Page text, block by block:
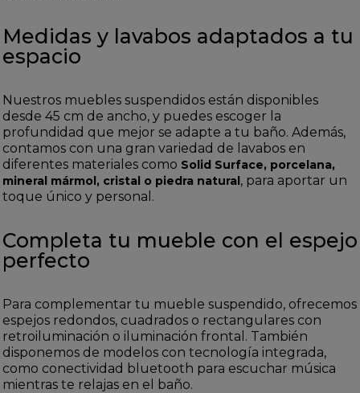
Medidas y lavabos adaptados a tu
espacio
Nuestros muebles suspendidos están disponibles
desde 45 cm de ancho, y puedes escoger la
profundidad que mejor se adapte a tu baño. Además,
contamos con una gran variedad de lavabos en
diferentes materiales como Solid Surface, porcelana,
mineral mármol, cristal o piedra natural, para aportar un
toque único y personal.
Completa tu mueble con el espejo
perfecto
Para complementar tu mueble suspendido, ofrecemos
espejos redondos, cuadrados o rectangulares con
retroiluminación o iluminación frontal. También
disponemos de modelos con tecnología integrada,
como conectividad bluetooth para escuchar música
mientras te relajas en el baño.